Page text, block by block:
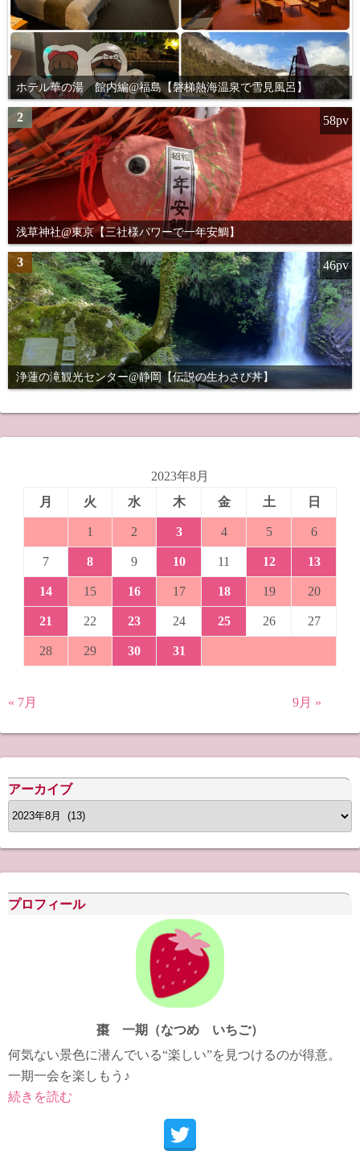
ホテル華の湯 館内編@福島【磐梯熱海温泉で雪見風呂】
2
浅草神社@東京【三社様パワーで一年安鯛】
58pv
3
浄蓮の滝観光センター@静岡【伝説の生わさび丼】
46pv
2023年8月
月
火 水 木 金 土 日
1 2 3 4 5 6
7 8 9 10 11 12 13
14 15 16 17 18 19 20
21 22 23 24 25 26 27
28 29 30 31
« 7月 9月 »
アーカイブ
ア
ー
カ
イ
ブ
プロフィール
棗 一期（なつめ いちご）
何気ない景色に潜んでいる“楽しい”を見つけるのが得意。
一期一会を楽しもう♪
続きを読む